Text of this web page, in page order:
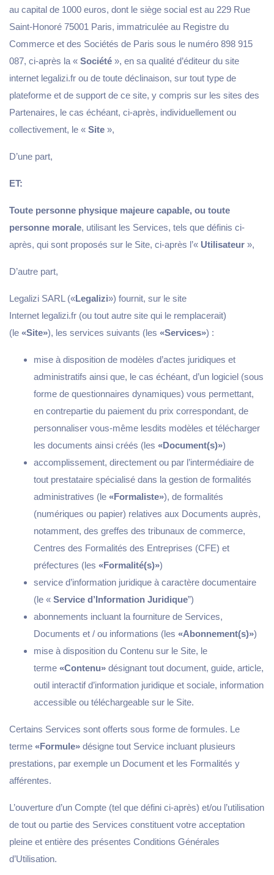
au capital de 1000 euros, dont le siège social est au 229 Rue
Saint-Honoré 75001 Paris, immatriculée au Registre du
Commerce et des Sociétés de Paris sous le numéro 898 915
087, ci-après la « Société », en sa qualité d’éditeur du site
internet legalizi.fr ou de toute déclinaison, sur tout type de
plateforme et de support de ce site, y compris sur les sites des
Partenaires, le cas échéant, ci-après, individuellement ou
collectivement, le « Site »,
D’une part,
ET:
Toute personne physique majeure capable, ou toute
personne morale, utilisant les Services, tels que définis ci-
après, qui sont proposés sur le Site, ci-après l’« Utilisateur »,
D’autre part,
Legalizi SARL («Legalizi») fournit, sur le site
Internet legalizi.fr (ou tout autre site qui le remplacerait)
(le «Site»), les services suivants (les «Services») :
mise à disposition de modèles d’actes juridiques et
administratifs ainsi que, le cas échéant, d’un logiciel (sous
forme de questionnaires dynamiques) vous permettant,
en contrepartie du paiement du prix correspondant, de
personnaliser vous-même lesdits modèles et télécharger
les documents ainsi créés (les «Document(s)»)
accomplissement, directement ou par l’intermédiaire de
tout prestataire spécialisé dans la gestion de formalités
administratives (le «Formaliste»), de formalités
(numériques ou papier) relatives aux Documents auprès,
notamment, des greffes des tribunaux de commerce,
Centres des Formalités des Entreprises (CFE) et
préfectures (les «Formalité(s)»)
service d’information juridique à caractère documentaire
(le « Service d’Information Juridique”)
abonnements incluant la fourniture de Services,
Documents et / ou informations (les «Abonnement(s)»)
mise à disposition du Contenu sur le Site, le
terme «Contenu» désignant tout document, guide, article,
outil interactif d’information juridique et sociale, information
accessible ou téléchargeable sur le Site.
Certains Services sont offerts sous forme de formules. Le
terme «Formule» désigne tout Service incluant plusieurs
prestations, par exemple un Document et les Formalités y
afférentes.
L’ouverture d’un Compte (tel que défini ci-après) et/ou l’utilisation
de tout ou partie des Services constituent votre acceptation
pleine et entière des présentes Conditions Générales
d’Utilisation.